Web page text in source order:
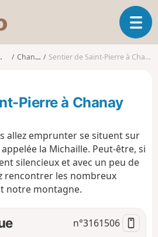
s
d
O
u
v
a
v
i
i
Chanay Sentier de Saint-Pierre à Chanay
Pierre à Chanay
allez emprunter se situent sur
la Michaille. Peut-être, si
silencieux et avec un peu de
rencontrer les nombreux
notre montagne.
n°3161506